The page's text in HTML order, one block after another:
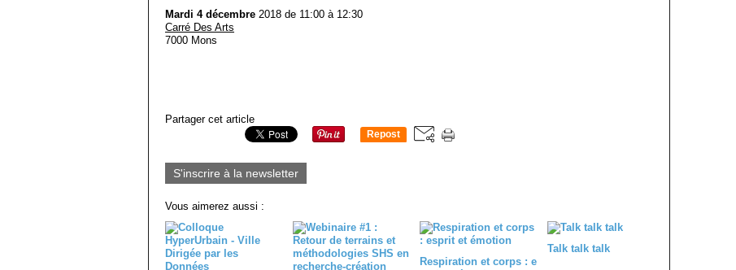
Mardi 4 décembre 2018 de 11:00 à 12:30
Carré Des Arts
7000 Mons
Partager cet article
Repost
S'inscrire à la newsletter
Vous aimerez aussi :
Respiration et corps : e
Talk talk talk